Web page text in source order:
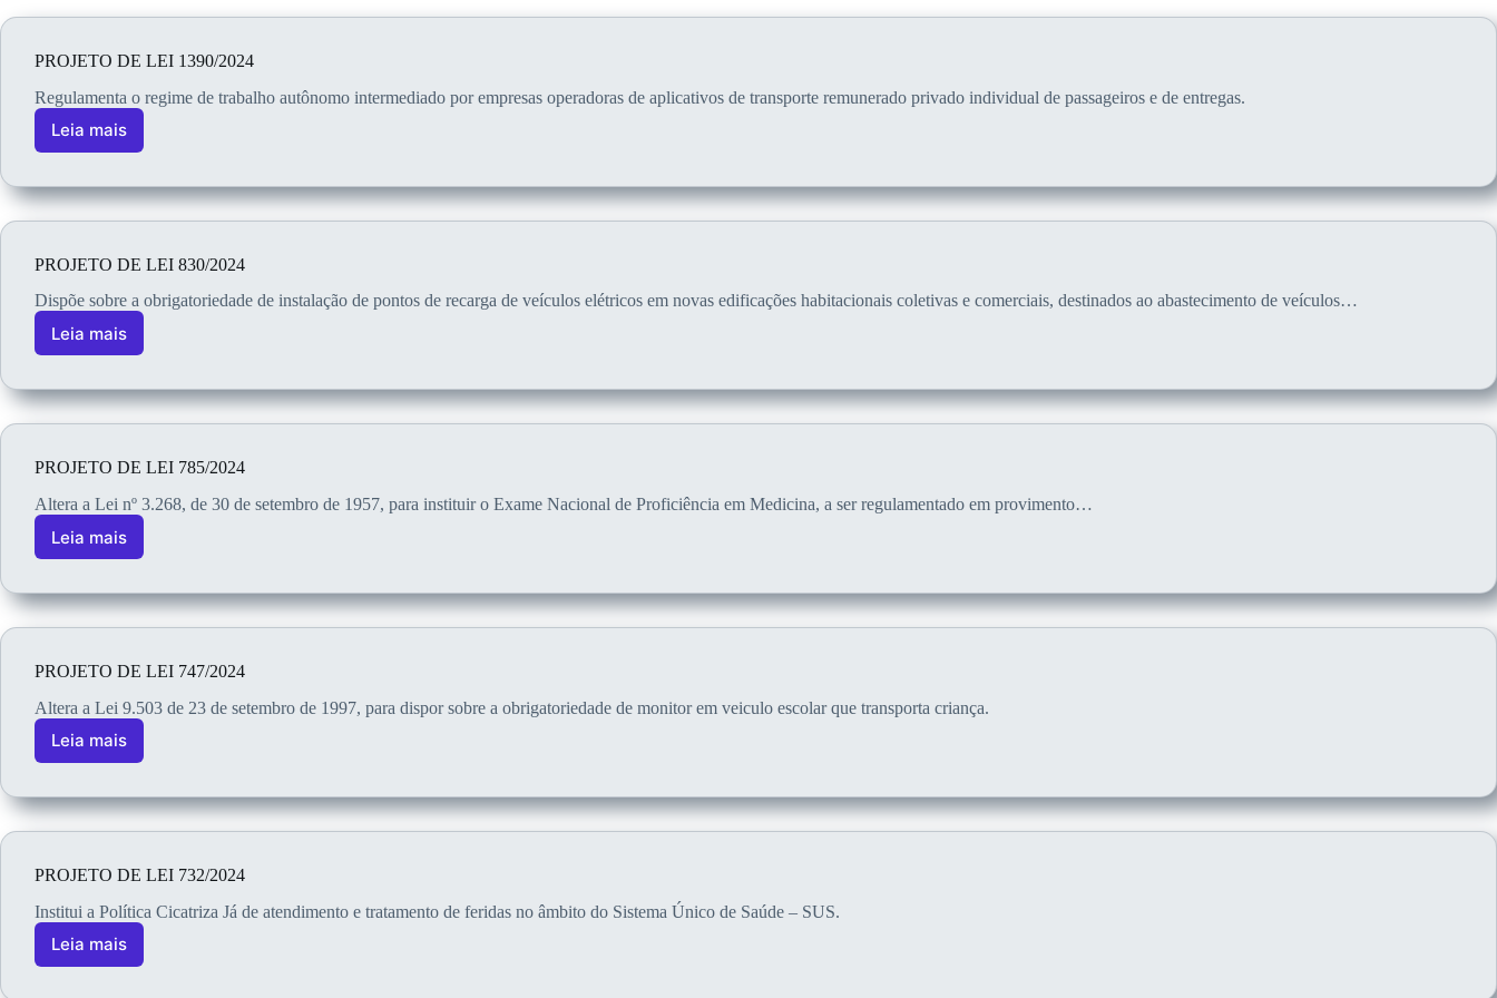
PROJETO DE LEI 1390/2024
Regulamenta o regime de trabalho autônomo intermediado por empresas operadoras de aplicativos de transporte remunerado privado individual de passageiros e de entregas.
Leia mais
PROJETO DE LEI 830/2024
Dispõe sobre a obrigatoriedade de instalação de pontos de recarga de veículos elétricos em novas edificações habitacionais coletivas e comerciais, destinados ao abastecimento de veículos…
Leia mais
PROJETO DE LEI 785/2024
Altera a Lei nº 3.268, de 30 de setembro de 1957, para instituir o Exame Nacional de Proficiência em Medicina, a ser regulamentado em provimento…
Leia mais
PROJETO DE LEI 747/2024
Altera a Lei 9.503 de 23 de setembro de 1997, para dispor sobre a obrigatoriedade de monitor em veiculo escolar que transporta criança.
Leia mais
PROJETO DE LEI 732/2024
Institui a Política Cicatriza Já de atendimento e tratamento de feridas no âmbito do Sistema Único de Saúde – SUS.
Leia mais